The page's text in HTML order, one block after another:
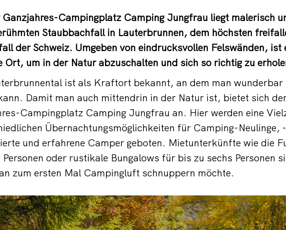
Ganzjahres-Campingplatz Camping Jungfrau liegt malerisch
Staubbachfall in Lauterbrunnen, dem höchsten
der Schweiz. Umgeben von eindrucksvollen Felswänden, ist
Ort, um in der Natur abzuschalten und sich so richtig zu
ist als Kraftort bekannt, an dem man wunderbar
Damit man auch mittendrin in der Natur ist, bietet sich
Campingplatz Camping Jungfrau an. Hier werden eine
Übernachtungsmöglichkeiten für Camping-Neulinge, -
und erfahrene Camper geboten. Mietunterkünfte wie die
oder rustikale Bungalows für bis zu sechs Personen
zum ersten Mal Campingluft schnuppern möchte.